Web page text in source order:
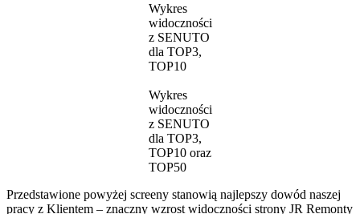
Wykres
widoczności
z SENUTO
dla TOP3,
TOP10
Wykres
widoczności
z SENUTO
dla TOP3,
TOP10 oraz
TOP50
Przedstawione powyżej screeny stanowią najlepszy dowód naszej
pracy z Klientem – znaczny wzrost widoczności strony JR Remonty